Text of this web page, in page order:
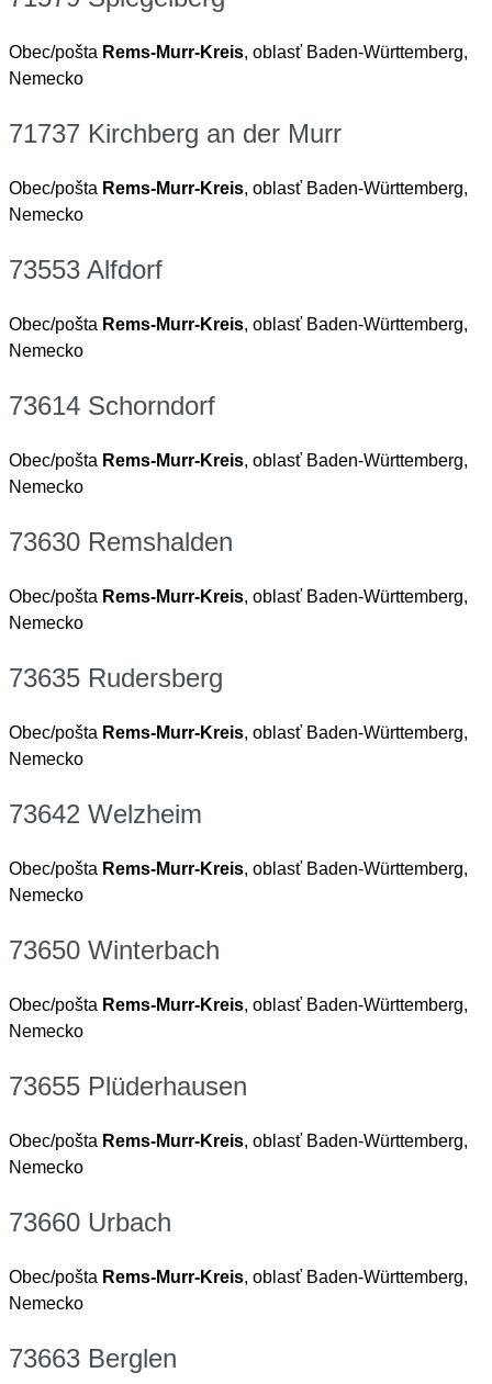
Obec/pošta Rems-Murr-Kreis, oblasť Baden-Württemberg,
Nemecko
71737 Kirchberg an der Murr
Obec/pošta Rems-Murr-Kreis, oblasť Baden-Württemberg,
Nemecko
73553 Alfdorf
Obec/pošta Rems-Murr-Kreis, oblasť Baden-Württemberg,
Nemecko
73614 Schorndorf
Obec/pošta Rems-Murr-Kreis, oblasť Baden-Württemberg,
Nemecko
73630 Remshalden
Obec/pošta Rems-Murr-Kreis, oblasť Baden-Württemberg,
Nemecko
73635 Rudersberg
Obec/pošta Rems-Murr-Kreis, oblasť Baden-Württemberg,
Nemecko
73642 Welzheim
Obec/pošta Rems-Murr-Kreis, oblasť Baden-Württemberg,
Nemecko
73650 Winterbach
Obec/pošta Rems-Murr-Kreis, oblasť Baden-Württemberg,
Nemecko
73655 Plüderhausen
Obec/pošta Rems-Murr-Kreis, oblasť Baden-Württemberg,
Nemecko
73660 Urbach
Obec/pošta Rems-Murr-Kreis, oblasť Baden-Württemberg,
Nemecko
73663 Berglen